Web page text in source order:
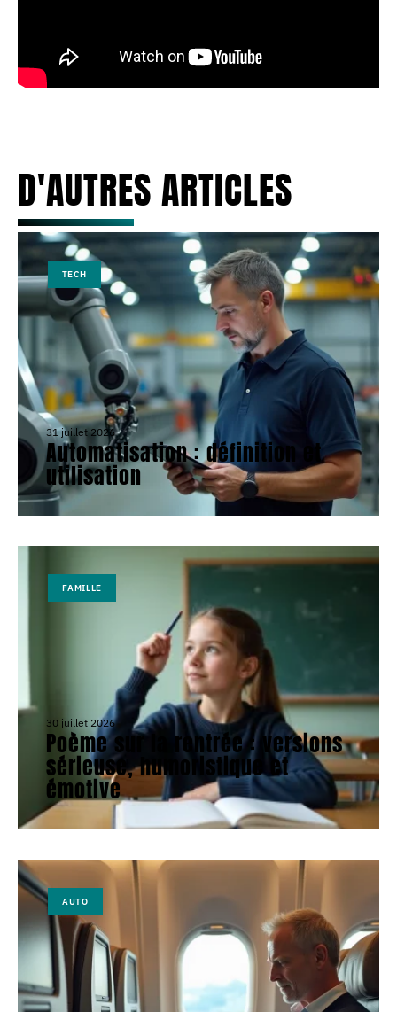
D'AUTRES ARTICLES
TECH
31 juillet 2026
Automatisation : définition et
utilisation
FAMILLE
30 juillet 2026
Poème sur la rentrée : versions
sérieuse, humoristique et
émotive
AUTO